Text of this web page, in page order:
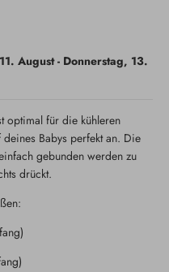
August- Donnerstag, 13.
optimal für die kühleren
Babys perfekt an. Die
gebunden werden zu
drückt.